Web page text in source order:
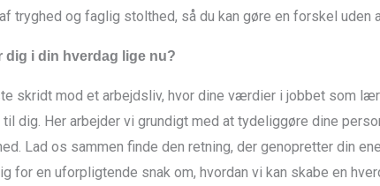
tryghed og faglig stolthed, så du kan gøre en forskel uden
i din hverdag lige nu?
skridt mod et arbejdsliv, hvor dine værdier i jobbet som
til dig. Her arbejder vi grundigt med at tydeliggøre dine
Lad os sammen finde den retning, der genopretter din
for en uforpligtende snak om, hvordan vi kan skabe en